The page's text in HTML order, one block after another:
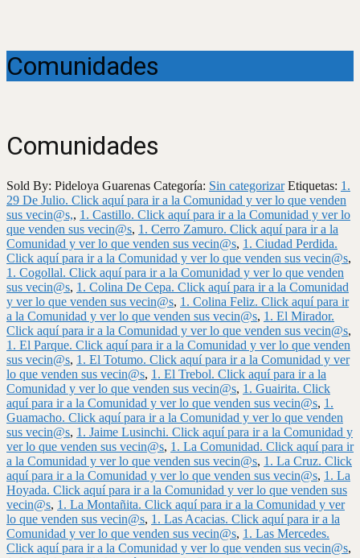
Comunidades
Comunidades
Sold By: Pideloya Guarenas Categoría: Sin categorizar Etiquetas: 1.
29 De Julio. Click aquí para ir a la Comunidad y ver lo que venden
sus vecin@s,, 1. Castillo. Click aquí para ir a la Comunidad y ver lo
que venden sus vecin@s, 1. Cerro Zamuro. Click aquí para ir a la
Comunidad y ver lo que venden sus vecin@s, 1. Ciudad Perdida.
Click aquí para ir a la Comunidad y ver lo que venden sus vecin@s,
1. Cogollal. Click aquí para ir a la Comunidad y ver lo que venden
sus vecin@s, 1. Colina De Cepa. Click aquí para ir a la Comunidad
y ver lo que venden sus vecin@s, 1. Colina Feliz. Click aquí para ir
a la Comunidad y ver lo que venden sus vecin@s, 1. El Mirador.
Click aquí para ir a la Comunidad y ver lo que venden sus vecin@s,
1. El Parque. Click aquí para ir a la Comunidad y ver lo que venden
sus vecin@s, 1. El Totumo. Click aquí para ir a la Comunidad y ver
lo que venden sus vecin@s, 1. El Trebol. Click aquí para ir a la
Comunidad y ver lo que venden sus vecin@s, 1. Guairita. Click
aquí para ir a la Comunidad y ver lo que venden sus vecin@s, 1.
Guamacho. Click aquí para ir a la Comunidad y ver lo que venden
sus vecin@s, 1. Jaime Lusinchi. Click aquí para ir a la Comunidad y
ver lo que venden sus vecin@s, 1. La Comunidad. Click aquí para ir
a la Comunidad y ver lo que venden sus vecin@s, 1. La Cruz. Click
aquí para ir a la Comunidad y ver lo que venden sus vecin@s, 1. La
Hoyada. Click aquí para ir a la Comunidad y ver lo que venden sus
vecin@s, 1. La Montañita. Click aquí para ir a la Comunidad y ver
lo que venden sus vecin@s, 1. Las Acacias. Click aquí para ir a la
Comunidad y ver lo que venden sus vecin@s, 1. Las Mercedes.
Click aquí para ir a la Comunidad y ver lo que venden sus vecin@s,